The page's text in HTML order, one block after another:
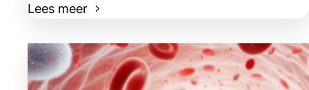
Lees meer